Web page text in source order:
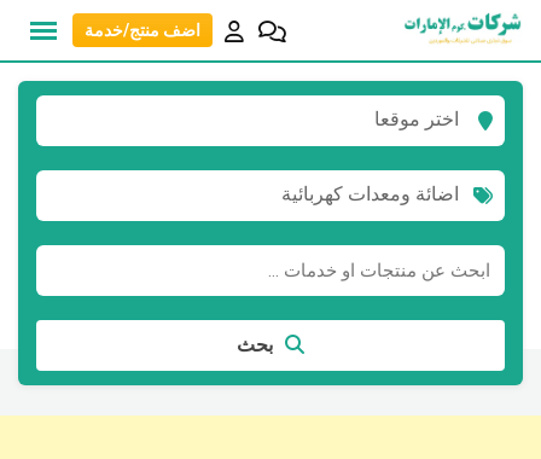
انتقل
المحتوى
اضف منتج/خدمة
اختر موقعا
اضائة ومعدات كهربائية
بحث